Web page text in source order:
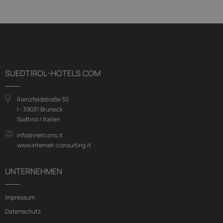
SUEDTIROL-HOTELS.COM
Rienzfeldstraße 30
I - 39031 Bruneck
Südtirol / Italien
info@inetcons.it
www.internet-consulting.it
UNTERNEHMEN
Impressum
Datenschutz